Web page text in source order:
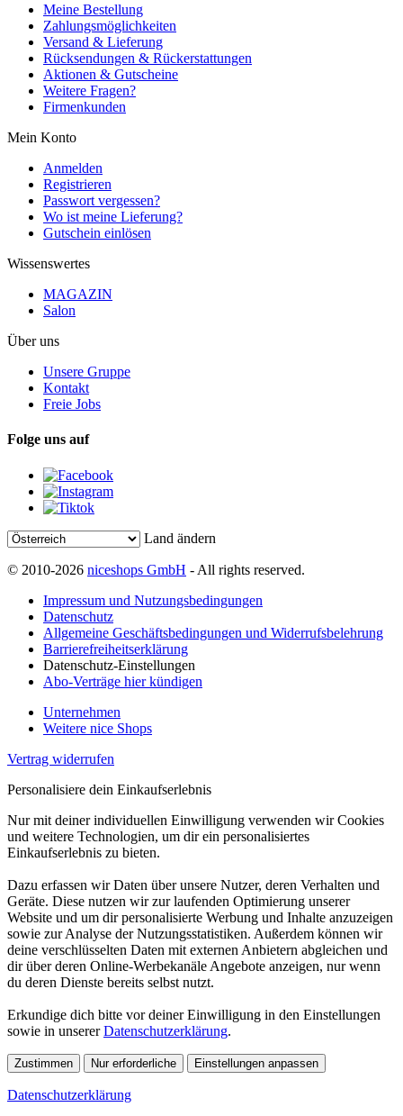
Meine Bestellung
Zahlungsmöglichkeiten
Versand & Lieferung
Rücksendungen & Rückerstattungen
Aktionen & Gutscheine
Weitere Fragen?
Firmenkunden
Mein Konto
Anmelden
Registrieren
Passwort vergessen?
Wo ist meine Lieferung?
Gutschein einlösen
Wissenswertes
MAGAZIN
Salon
Über uns
Unsere Gruppe
Kontakt
Freie Jobs
Folge uns auf
Land ändern
© 2010-2026 niceshops GmbH - All rights reserved.
Impressum und Nutzungsbedingungen
Datenschutz
Allgemeine Geschäftsbedingungen und Widerrufsbelehrung
Barrierefreiheitserklärung
Datenschutz-Einstellungen
Abo-Verträge hier kündigen
Unternehmen
Weitere nice Shops
Vertrag widerrufen
Personalisiere dein Einkaufserlebnis
Nur mit deiner individuellen Einwilligung verwenden wir Cookies
und weitere Technologien, um dir ein personalisiertes
Einkaufserlebnis zu bieten.
Dazu erfassen wir Daten über unsere Nutzer, deren Verhalten und
Geräte. Diese nutzen wir zur laufenden Optimierung unserer
Website und um dir personalisierte Werbung und Inhalte anzuzeigen
sowie zur Analyse der Nutzungsstatistiken. Außerdem können wir
deine verschlüsselten Daten mit externen Anbietern abgleichen und
dir über deren Online-Werbekanäle Angebote anzeigen, nur wenn
du deren Dienste bereits selbst nutzt.
Erkundige dich bitte vor deiner Einwilligung in den Einstellungen
sowie in unsererDatenschutzerklärung.
Zustimmen Nur erforderliche Einstellungen anpassen
Datenschutzerklärung